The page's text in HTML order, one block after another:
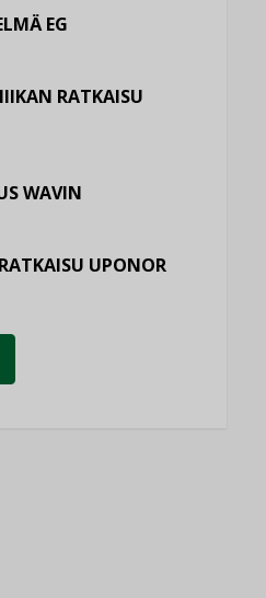
EG
RATKAISU
WAVIN
UPONOR